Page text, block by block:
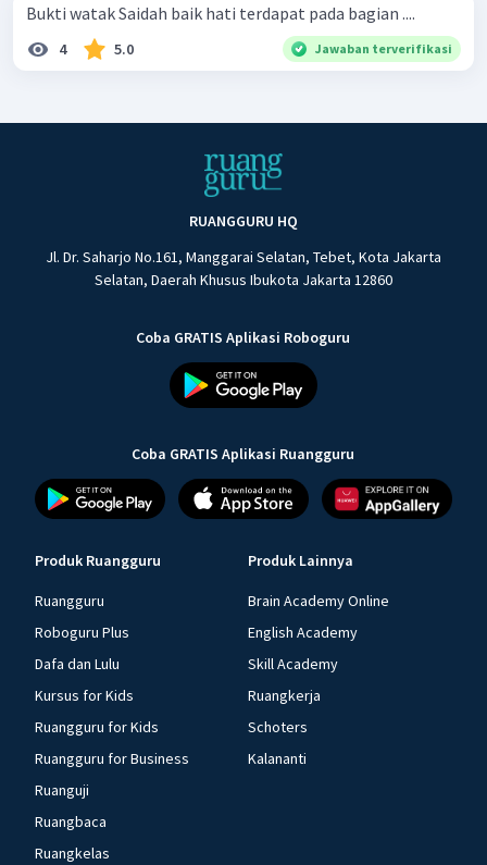
Bukti watak Saidah baik hati terdapat pada bagian ....
4 5.0 Jawaban terverifikasi
RUANGGURU HQ
Jl. Dr. Saharjo No.161, Manggarai Selatan, Tebet, Kota Jakarta
Selatan, Daerah Khusus Ibukota Jakarta 12860
Coba GRATIS Aplikasi Roboguru
Coba GRATIS Aplikasi Ruangguru
Produk Ruangguru
Ruangguru
Roboguru Plus
Dafa dan Lulu
Kursus for Kids
Ruangguru for Kids
Ruangguru for Business
Ruanguji
Ruangbaca
Ruangkelas
Produk Lainnya
Brain Academy Online
English Academy
Skill Academy
Ruangkerja
Schoters
Kalananti